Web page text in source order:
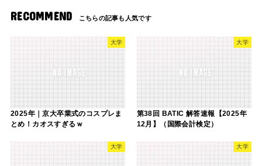
RECOMMEND
大学
2025年｜京大卒業式のコスプレま
とめ！カオスすぎるｗ
大学
第38回 BATIC 解答速報【2025年
12月】（国際会計検定）
大学 大学